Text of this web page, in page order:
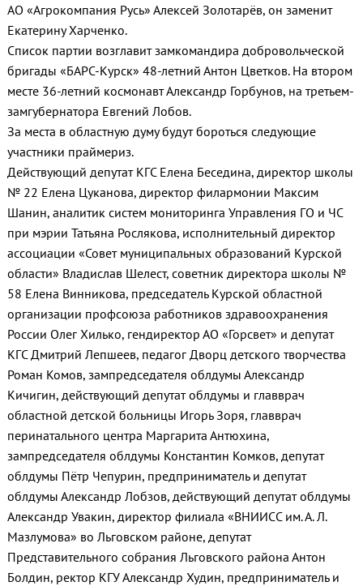
АО «Агрокомпания Русь» Алексей Золотарёв, он заменит
Екатерину Харченко.
Список партии возглавит замкомандира добровольческой
бригады «БАРС-Курск» 48-летний Антон Цветков. На втором
месте 36-летний космонавт Александр Горбунов, на третьем-
замгубернатора Евгений Лобов.
За места в областную думу будут бороться следующие
участники праймериз.
Действующий депутат КГС Елена Беседина, директор школы
№ 22 Елена Цуканова, директор филармонии Максим
Шанин, аналитик систем мониторинга Управления ГО и ЧС
при мэрии Татьяна Рослякова, исполнительный директор
ассоциации «Совет муниципальных образований Курской
области» Владислав Шелест, советник директора школы №
58 Елена Винникова, председатель Курской областной
организации профсоюза работников здравоохранения
России Олег Хилько, гендиректор АО «Горсвет» и депутат
КГС Дмитрий Лепшеев, педагог Дворц детского творчества
Роман Комов, зампредседателя облдумы Александр
Кичигин, действующий депутат облдумы и главврач
областной детской больницы Игорь Зоря, главврач
перинатального центра Маргарита Антюхина,
зампредседателя облдумы Константин Комков, депутат
облдумы Пётр Чепурин, предприниматель и депутат
облдумы Александр Лобзов, действующий депутат облдумы
Александр Увакин, директор филиала «ВНИИСС им. А. Л.
Мазлумова» во Льговском районе, депутат
Представительного собрания Льговского района Антон
Болдин, ректор КГУ Александр Худин, предприниматель и